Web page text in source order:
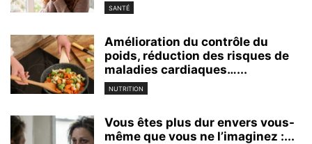
SANTÉ
Amélioration du contrôle du
poids, réduction des risques de
maladies cardiaques…...
NUTRITION
Vous êtes plus dur envers vous-
même que vous ne l’imaginez :...